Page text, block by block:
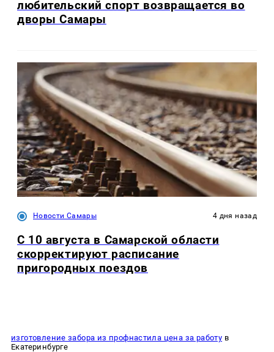
любительский спорт возвращается во
дворы Самары
Новости Самары 4 дня назад
С 10 августа в Самарской области
скорректируют расписание
пригородных поездов
изготовление забора из профнастила цена за работу в
Екатеринбурге